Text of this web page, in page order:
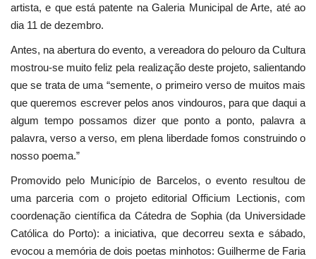
artista, e que está patente na Galeria Municipal de Arte, até ao
dia 11 de dezembro.
Antes, na abertura do evento, a vereadora do pelouro da Cultura
mostrou-se muito feliz pela realização deste projeto, salientando
que se trata de uma “semente, o primeiro verso de muitos mais
que queremos escrever pelos anos vindouros, para que daqui a
algum tempo possamos dizer que ponto a ponto, palavra a
palavra, verso a verso, em plena liberdade fomos construindo o
nosso poema.”
Promovido pelo Município de Barcelos, o evento resultou de
uma parceria com o projeto editorial Officium Lectionis, com
coordenação científica da Cátedra de Sophia (da Universidade
Católica do Porto): a iniciativa, que decorreu sexta e sábado,
evocou a memória de dois poetas minhotos: Guilherme de Faria